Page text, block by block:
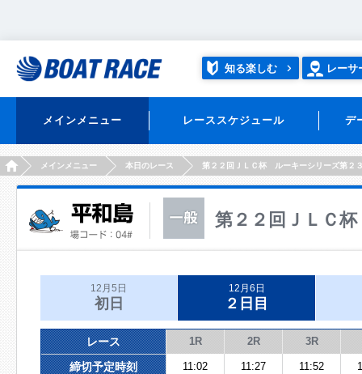
知る楽しむ レーサ
メインメニュー レーススケジュール デ
HOMEメインメニュー 本日のレース 第２２回ＪＬＣ杯 ルーキーシリーズ第２
第２２回ＪＬＣ
12月5日
初日
12月6日
２日目
レース 1R 2R 3R
締切予定時刻 11:02 11:27 11:52